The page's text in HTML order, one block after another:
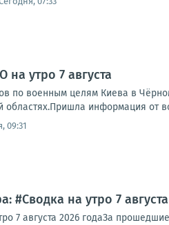
на утро 7 августа
по военным целям Киева в
областях.Пришла информация от
09:31
#Сводка на утро 7
7 августа 2026 годаЗа